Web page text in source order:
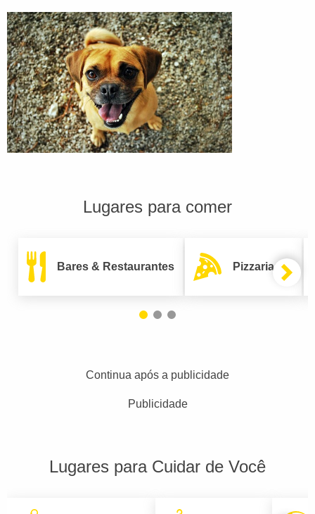
Lugares para comer
Bares & Restaurantes Pizzarias
Continua após a publicidade
Publicidade
Lugares para Cuidar de Você